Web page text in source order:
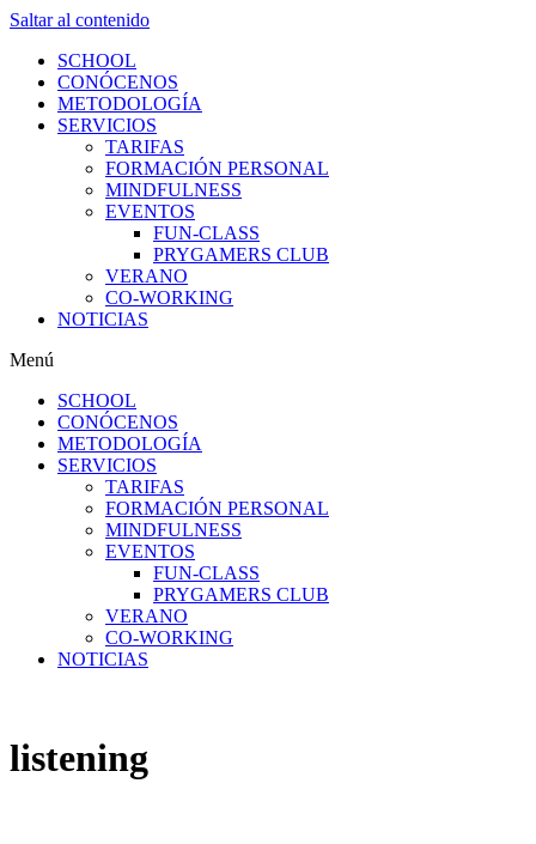
Saltar al contenido
SCHOOL
CONÓCENOS
METODOLOGÍA
SERVICIOS
TARIFAS
FORMACIÓN PERSONAL
MINDFULNESS
EVENTOS
FUN-CLASS
PRYGAMERS CLUB
VERANO
CO-WORKING
NOTICIAS
Menú
SCHOOL
CONÓCENOS
METODOLOGÍA
SERVICIOS
TARIFAS
FORMACIÓN PERSONAL
MINDFULNESS
EVENTOS
FUN-CLASS
PRYGAMERS CLUB
VERANO
CO-WORKING
NOTICIAS
listening